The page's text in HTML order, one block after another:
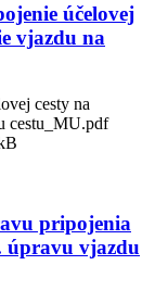
účelovej
vjazdu na
cesty na
cestu_MU.pdf
pripojenia
úpravu vjazdu